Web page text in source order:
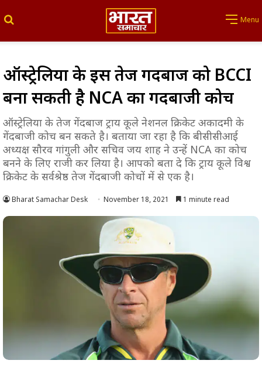
Menu
ऑस्ट्रेलिया के इस तेज गेंदबाज को BCCI
बना सकती है NCA का गेंदबाजी कोच
ऑस्ट्रेलिया के तेज गेंदबाज ट्राय कूले नेशनल क्रिकेट अकादमी के
गेंदबाजी कोच बन सकते है। बताया जा रहा है कि बीसीसीआई
अध्यक्ष सौरव गांगुली और सचिव जय शाह ने उन्हें NCA का कोच
बनने के लिए राजी कर लिया है। आपको बता दे कि ट्राय कूले विश्व
क्रिकेट के सर्वश्रेष्ठ तेज गेंदबाजी कोचों में से एक है।
Bharat Samachar Desk November 18, 2021 1 minute read